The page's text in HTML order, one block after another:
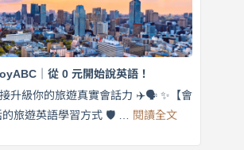
$3,200，
出
國
在
｜
英
商
×
享
受
｜從 0 元開始說英語！
升級你的旅遊真實會話力 ✈️🗣️ ✨【會
的旅遊英語學習方式 🛡️ … 閱讀全文:
商